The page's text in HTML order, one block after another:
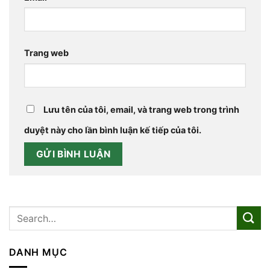
Trang web
Lưu tên của tôi, email, và trang web trong trình
duyệt này cho lần bình luận kế tiếp của tôi.
DANH MỤC